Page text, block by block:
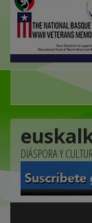
DIÁSPORA Y